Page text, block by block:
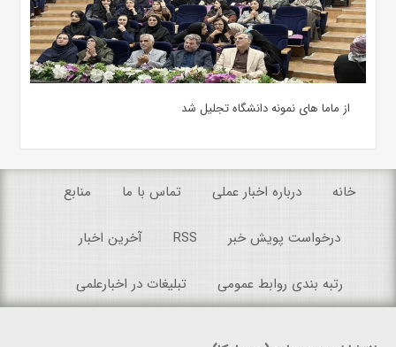
از ماما های نمونه دانشگاه تجلیل شد
خانه درباره اخبار عملی تماس با ما منابع
درخواست پویش خبر RSS آخرین اخبار
رتبه بندی روابط عمومی تبلیغات در اخبارعلمی